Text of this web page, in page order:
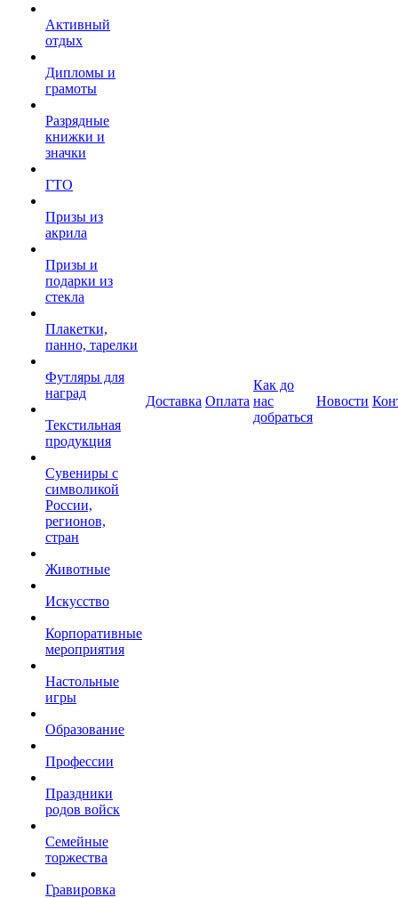
Активный
отдых
Дипломы и
грамоты
Разрядные
книжки и
значки
ГТО
Призы из
акрила
Призы и
подарки из
стекла
Плакетки,
панно, тарелки
Футляры для
наград
Текстильная
продукция
Сувениры с
символикой
России,
регионов,
стран
Животные
Искусство
Корпоративные
мероприятия
Настольные
игры
Образование
Профессии
Праздники
родов войск
Семейные
торжества
Гравировка
Доставка Оплата
Как до
нас
добраться
Новости